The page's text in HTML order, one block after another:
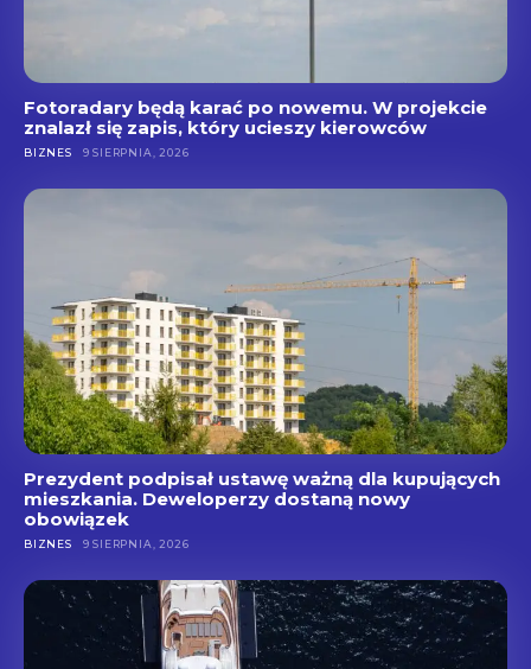
Fotoradary będą karać po nowemu. W projekcie
znalazł się zapis, który ucieszy kierowców
BIZNES 9 SIERPNIA, 2026
Prezydent podpisał ustawę ważną dla kupujących
mieszkania. Deweloperzy dostaną nowy
obowiązek
BIZNES 9 SIERPNIA, 2026